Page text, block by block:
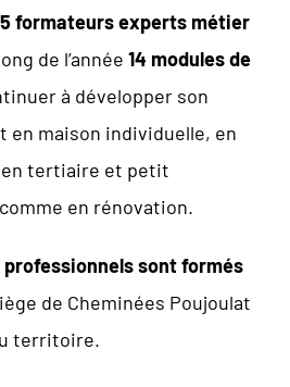
5 formateurs experts métier
de l’année 14 modules de
à développer son
en maison individuelle, en
tertiaire et petit
en rénovation.
professionnels sont formés
de Cheminées Poujoulat
territoire.